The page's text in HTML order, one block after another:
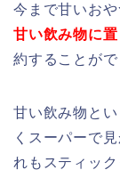
今まで甘いお
甘い飲み物に
約することがで
甘い飲み物と
くスーパーで
れもスティッ